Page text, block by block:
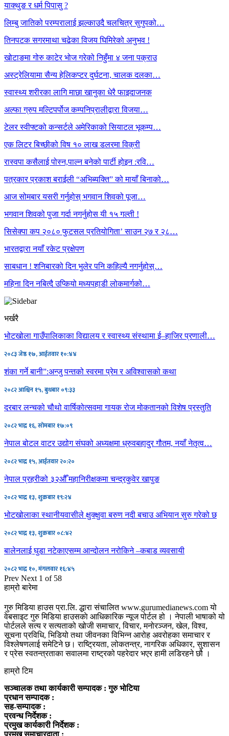
याक्थुङ र धर्म पिपासु ?
लिम्बु जातिको परम्परालाई झल्काउदै चलचित्र सुगुपको…
तिनपटक सगरमाथा चढेका विजय घिमिरेको अनुभव !
खोटाङमा गोरु काटेर भोज गरेको निहुँमा ४ जना पक्राउ
अस्ट्रेलियामा सैन्य हेलिकप्टर दुर्घटना, चालक दलका…
स्वास्थ्य शरीरका लागि माछा खानुका धेरै फाइदाजनक
अल्फा ग्रुप मल्टिपर्पोज कम्पनिप्रालीद्वारा विजया…
टेलर स्वीफ्टको कन्सर्टले अमेरिकाको सियाटल भूकम्प…
एक लिटर बिच्छीको विष १० लाख डलरमा विक्री
रास्वपा कसैलाई पोस्न,पाल्न बनेको पार्टी होइन :रवि…
पत्रकार प्रकाश बराईली “अभिब्यक्ति” को मायाँ बिनाको…
आज सोमबार यसरी गर्नुहोस् भगवान शिवको पूजा…
भगवान शिवको पुजा गर्दा नगर्नुहोस यी १५ गल्ती !
सिसेक्पा कप २०८० फुटसल प्रतियोगिता’ साउन २७ र २८…
भारतद्वारा नयाँ रकेट प्रक्षेपण
साबधान ! शनिबारको दिन भुलेर पनि कहिल्यै नगर्नुहोस्…
महिना दिन नबित्दै उप्कियो मध्यपहाडी लोकमार्गको…
भर्खरै
भोटखोला गाउँपालिकाका विद्यालय र स्वास्थ्य संस्थामा ई–हाजिर प्रणाली…
२०८३ जेष्ठ १७, आईतवार १०:४४
शंका गर्ने बानी”:अन्जु पन्तको स्वरमा प्रेम र अविश्वासको कथा
२०८२ आश्विन १५, बुधबार ०९:३३
दरबार लन्चको चौथो वार्षिकोत्सवमा गायक रोज मोकतानको विशेष प्रस्तुति
२०८२ भाद्र १६, सोमबार १७:०९
नेपाल बोटल वाटर उद्योग संघको अध्यक्षमा ध्रुवबहादुर गौतम, नयाँ नेतृत्व…
२०८२ भाद्र १५, आईतवार २०:२०
नेपाल प्रहरीको ३२औँ महानिरीक्षकमा चन्द्रकुवेर खापुङ
२०८२ भाद्र १३, शुक्रबार १९:२४
भोटखोलाका स्थानीयवासीले क्षुक्क्षुवा बरुण नदी बचाउ अभियान सुरु गरेको छ
२०८२ भाद्र १३, शुक्रबार ०८:४२
बालेनलाई घुडा नटेकाएसम्म आन्दोलन नरोकिने –कबाड व्यवसायी
२०८२ भाद्र १०, मंगलवार १६:४५
Prev Next 1 of 58
हाम्रो बारेमा
गुरु मिडिया हाउस प्रा.लि. द्धारा संचालित www.gurumedianews.com यो
वेबसाइट गुरु मिडिया हाउसकाे आधिकारिक न्यूज पोर्टल हो । नेपाली भाषाको यो
पोर्टलले सत्य र सत्यताको खोजी समाचार, विचार, मनोरञ्जन, खेल, विश्व,
सूचना प्रविधि, भिडियो तथा जीवनका विभिन्न आरोह अवरोहका समाचार र
विश्लेषणलाई समेटिने छ। राष्ट्रियता, लोकतन्त्र, नागरिक अधिकार, सुशासन
र प्रेस स्वतन्त्रताका सवालमा राष्ट्रको पहरेदार भएर हामी लडिरहने छौ ।
हाम्रो टिम
सञ्चालक तथा कार्यकारी सम्पादक : गुरु भोटिया
प्रधान सम्पादक :
सह-सम्पादक :
प्रवन्ध निर्देशक :
प्रमुख कार्यकारी निर्देशक :